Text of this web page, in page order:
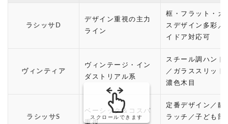
ラシッサD
デザイン重視の主力
ライン
框・フラット・ガ
スデザイン多彩／
イドア対応可
ヴィンティア
ヴィンテージ・イン
ダストリアル系
スチール調ハンド
／ガラススリット
濃色木目
ラシッサS
ベーシック＆コスパ
定番デザイン／静
ラッチ／子ども部
スクロールできます